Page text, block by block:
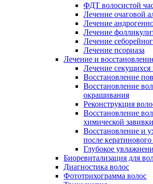
ФДТ волосистой
Лечение очаговой
Лечение
Лечение
Лечение
Лечение псориаза
Лечение и
Лечение секущихся
Восстановление
Восстановление
окрашивания
Реконструкция
Восстановление
химической завивки
Восстановление и
после
Глубокое
Биоревитализация для
Диагностика волос
Фототрихограмма волос